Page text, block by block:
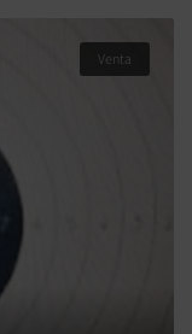
Venta